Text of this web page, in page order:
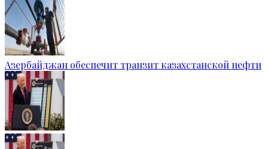
Азербайджан обеспечит транзит казахстанской нефти